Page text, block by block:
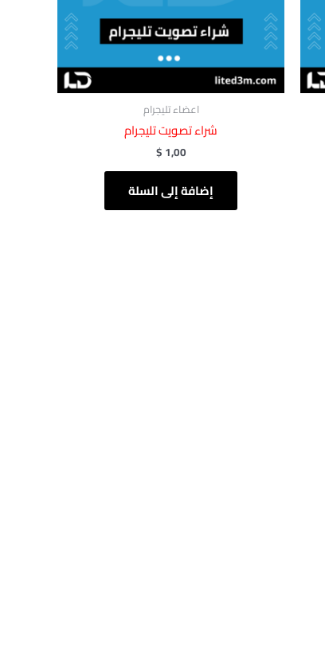
اعضاء تليجرام
شراء تصويت تليجرام
$1,00
إضافة إلى السلة